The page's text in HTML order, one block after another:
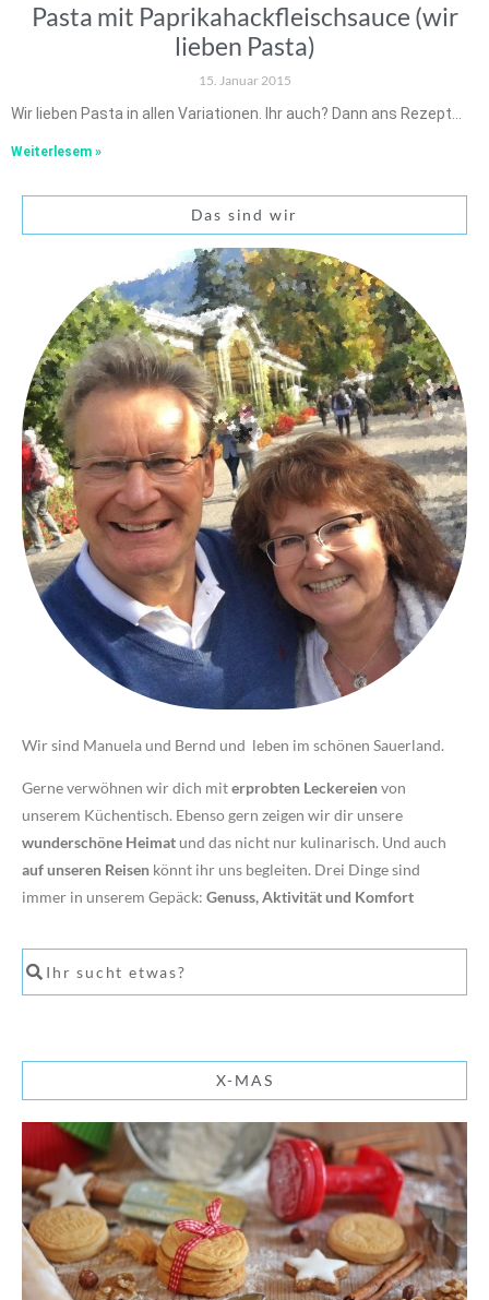
Pasta mit Paprikahackfleischsauce (wir
lieben Pasta)
15. Januar 2015
Wir lieben Pasta in allen Variationen. Ihr auch? Dann ans Rezept…
Weiterlesem »
Das sind wir
Wir sind Manuela und Bernd und leben im schönen Sauerland.
Gerne verwöhnen wir dich miterprobten Leckereienvon
unserem Küchentisch. Ebenso gern zeigen wir dir unsere
wunderschöne Heimat und das nicht nur kulinarisch. Und auch
auf unseren Reisen könnt ihr uns begleiten. Drei Dinge sind
immer in unserem Gepäck: Genuss, Aktivität und Komfort
X-MAS